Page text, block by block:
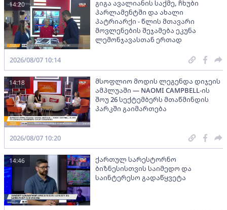
გიგა ავალიანის საქმე, ჩხუბი
პარლამენტში და ახალი
პატრიარქი - წლის მთავარი
მოვლენების შეჯამება ეკუნა
ლემონჯავასთან ერთად
14:20
2026/08/07 10:14
მსოფლიო მოდის ლეგენდა დიჯეის
ამპლუაში — NAOMI CAMPBELL-ის
შოუ 26 სექტემბერს მთაწმინდის
პარკში გაიმართება
14:18
2026/08/07 10:20
ქართულ სარესტორნო
ბიზნესისთვის საიმედო და
საინტერესო გადაწყვეტა
14:46